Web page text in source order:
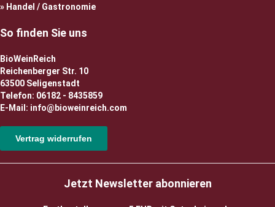
Handel / Gastronomie
So finden Sie uns
BioWeinReich
Reichenberger Str. 10
63500 Seligenstadt
Telefon: 06182 - 8435859
E-Mail: info@bioweinreich.com
Vertrag widerrufen
Jetzt Newsletter abonnieren